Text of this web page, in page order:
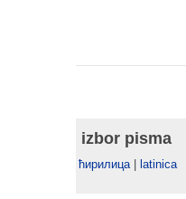
izbor pisma
ћирилица| latinica